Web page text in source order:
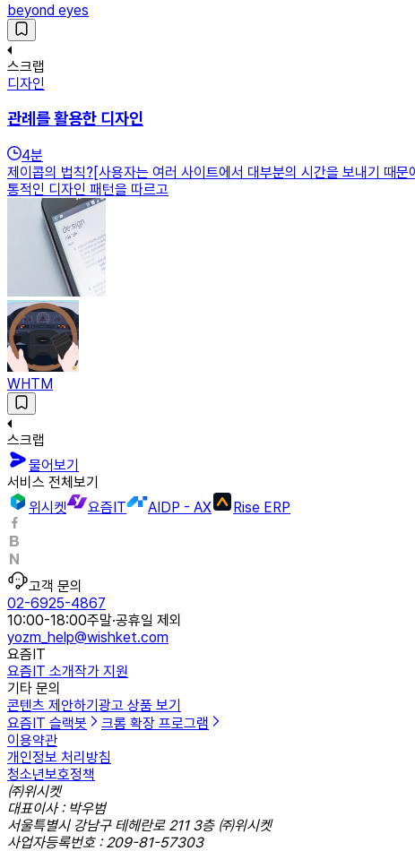
beyond eyes
스크랩
디자인
관례를 활용한 디자인
4분
제이콥의 법칙?[사용자는 여러 사이트에서 대부분의 시간을 보내기 때
통적인 디자인 패턴을 따르고
WHTM
스크랩
물어보기
서비스 전체보기
위시켓
요즘IT AIDP - AX Rise ERP
고객 문의
02-6925-4867
10:00-18:00주말·공휴일 제외
yozm_help@wishket.com
요즘IT
요즘IT 소개작가 지원
기타 문의
콘텐츠 제안하기 광고 상품 보기
요즘IT 슬랙봇
크롬 확장 프로그램
이용약관
개인정보 처리방침
청소년보호정책
㈜위시켓
대표이사 : 박우범
서울특별시 강남구 테헤란로 211 3층 ㈜위시켓
사업자등록번호 : 209-81-57303